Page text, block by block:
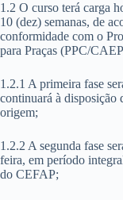
1.2 O curso terá carga
10 (dez) semanas, de
conformidade com o
para Praças (PPC/
1.2.1 A primeira fase
continuará à
origem;
1.2.2 A segunda fase
feira, em período
do CEFAP;